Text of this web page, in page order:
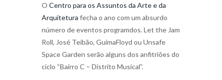
O Centro para os Assuntos da Arte e da
Arquitetura fecha o ano com um absurdo
número de eventos programdos. Let the Jam
Roll, José Teibão, GuimaFloyd ou Unsafe
Space Garden serão alguns dos anfitriões do
ciclo “Bairro C – Distrito Musical”.